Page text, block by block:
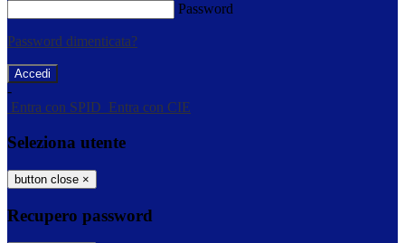
Password
Password dimenticata?
-
Entra con SPID Entra con CIE
Seleziona utente
button close ×
Recupero password